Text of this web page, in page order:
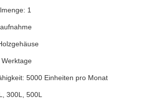
1
5000 Einheiten pro Monat
300L, 500L